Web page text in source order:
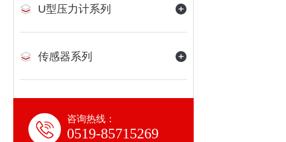
U型压力计系列
传感器系列
咨询热线：
0519-85715269